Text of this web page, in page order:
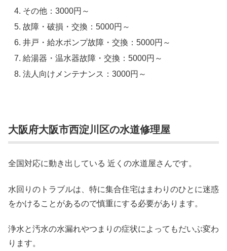
その他：3000円～
故障・破損・交換：5000円～
井戸・給水ポンプ故障・交換：5000円～
給湯器・温水器故障・交換：5000円～
法人向けメンテナンス：3000円～
大阪府大阪市西淀川区の水道修理屋
全国対応に動き出している 近くの水道屋さんです。
水回りのトラブルは、特に集合住宅はまわりのひとに迷惑
をかけることがあるので慎重にする必要があります。
浄水と汚水の水漏れやつまりの症状によってもだいぶ変わ
ります。